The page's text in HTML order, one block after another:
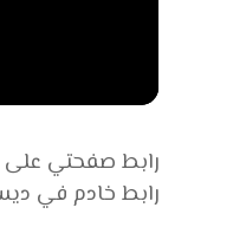
رابط صفحتي
رابط خادم في